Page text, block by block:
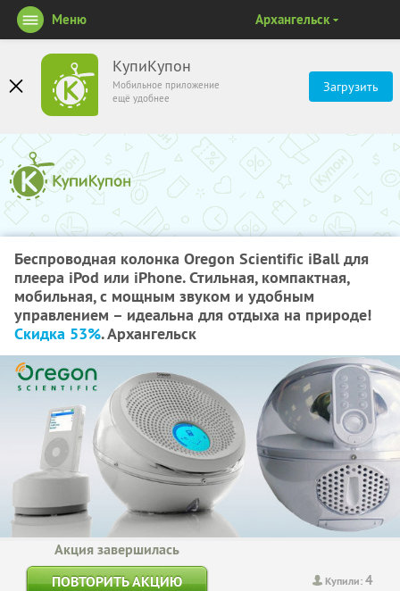
КупиКупон
Мобильное приложение
ещё удобнее
Загрузить
Меню Архангельск
Беспроводная колонка Oregon Scientific iBall для
плеера iPod или iPhone. Стильная, компактная,
мобильная, с мощным звуком и удобным
управлением – идеальна для отдыха на природе!
Скидка 53%. Архангельск
Купили:4
Акция завершилась
ПОВТОРИТЬ АКЦИЮ